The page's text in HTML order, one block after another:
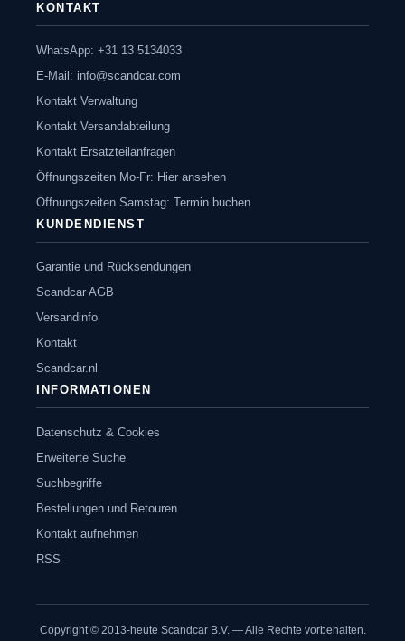
KONTAKT
WhatsApp: +31 13 5134033
E-Mail: info@scandcar.com
Kontakt Verwaltung
Kontakt Versandabteilung
Kontakt Ersatzteilanfragen
Öffnungszeiten Mo-Fr: Hier ansehen
Öffnungszeiten Samstag: Termin buchen
KUNDENDIENST
Garantie und Rücksendungen
Scandcar AGB
Versandinfo
Kontakt
Scandcar.nl
INFORMATIONEN
Datenschutz & Cookies
Erweiterte Suche
Suchbegriffe
Bestellungen und Retouren
Kontakt aufnehmen
RSS
Copyright © 2013-heute Scandcar B.V. — Alle Rechte vorbehalten.